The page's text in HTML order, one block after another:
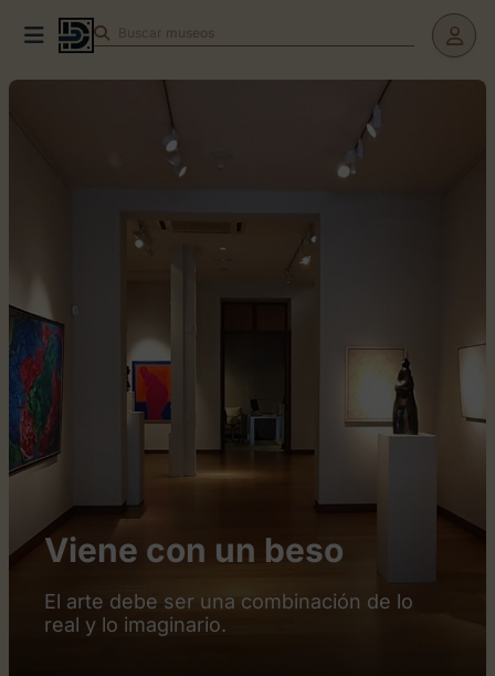
Buscar museos
Viene con un beso
El arte debe ser una combinación de lo
real y lo imaginario.